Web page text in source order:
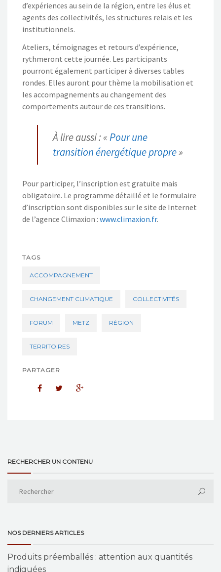
d’expériences au sein de la région, entre les élus et
agents des collectivités, les structures relais et les
institutionnels.
Ateliers, témoignages et retours d’expérience,
rythmeront cette journée. Les participants
pourront également participer à diverses tables
rondes. Elles auront pour thème la mobilisation et
les accompagnements au changement des
comportements autour de ces transitions.
À lire aussi : «Pour une
transition énergétique propre»
Pour participer, l’inscription est gratuite mais
obligatoire. Le programme détaillé et le formulaire
d’inscription sont disponibles sur le site de Internet
de l’agence Climaxion : www.climaxion.fr.
TAGS
ACCOMPAGNEMENT
CHANGEMENT CLIMATIQUE COLLECTIVITÉS
FORUM METZ RÉGION
TERRITOIRES
PARTAGER
RECHERCHER UN CONTENU
NOS DERNIERS ARTICLES
Produits préemballés : attention aux quantités
indiquées